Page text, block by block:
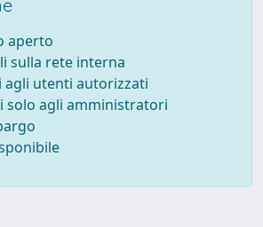
aperto
sulla rete interna
agli utenti autorizzati
solo agli amministratori